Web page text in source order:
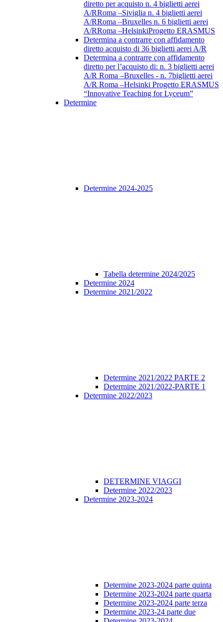
diretto per acquisto n. 4 biglietti aerei
A/RRoma –Siviglia n. 4 biglietti aerei
A/RRoma –Bruxelles n. 6 biglietti aerei
A/RRoma –HelsinkiProgetto ERASMUS
Determina a contrarre con affidamento
diretto acquisto di 36 biglietti aerei A/R
Determina a contrarre con affidamento
diretto per l’acquisto di: n. 3 biglietti aerei
A/R Roma –Bruxelles - n. 7biglietti aerei
A/R Roma –Helsinki Progetto ERASMUS
“Innovative Teaching for Lyceum”
Determine
Determine 2024-2025
Tabella determine 2024/2025
Determine 2024
Determine 2021/2022
Determine 2021/2022 PARTE 2
Determine 2021/2022-PARTE 1
Determine 2022/2023
DETERMINE VIAGGI
Determine 2022/2023
Determine 2023-2024
Determine 2023-2024 parte quinta
Determine 2023-2024 parte quarta
Determine 2023-2024 parte terza
Determine 2023-24 parte due